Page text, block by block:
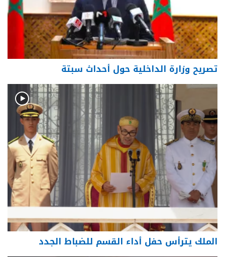
تصريح وزارة الداخلية حول أحداث سبتة
الملك يترأس حفل أداء القسم للضباط الجدد